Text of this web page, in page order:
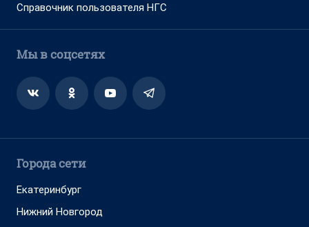
Справочник пользователя НГС
Мы в соцсетях
Города сети
Екатеринбург
Нижний Новгород